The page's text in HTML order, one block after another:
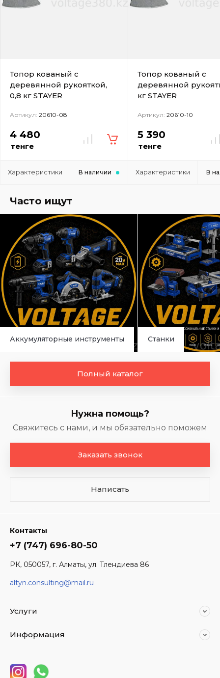
Топор кованый с
деревянной рукояткой,
0,8 кг STAYER
Артикул: 20610-08
4 480
тенге
Характеристики В наличии
Топор кованый с
деревянной
кг STAYER
Артикул: 20610-10
5 390
тенге
Характеристики В
Часто ищут
Аккумуляторные инструменты Станки
Полный каталог
Нужна помощь?
Свяжитесь с нами, и мы обязательно поможем
Заказать звонок
Написать
Контакты
+7 (747) 696-80-50
РК, 050057, г. Алматы, ул. Тлендиева 86
altyn.consulting@mail.ru
Услуги
Информация